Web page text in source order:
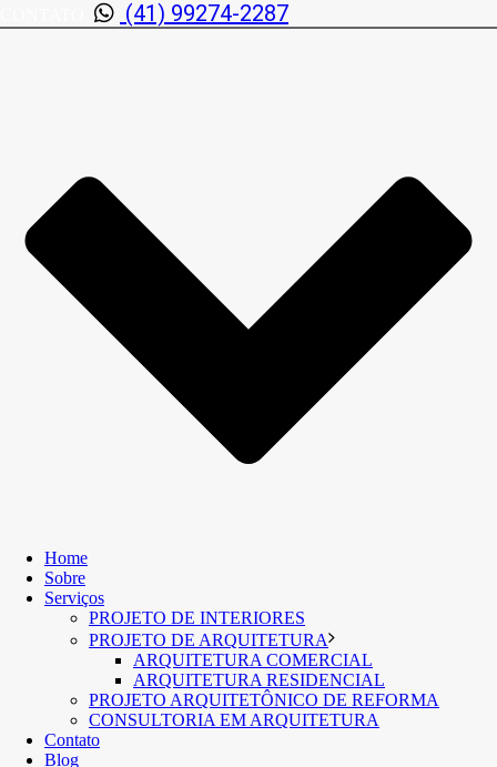
(41) 99274-2287
Home
Sobre
Serviços
PROJETO DE INTERIORES
PROJETO DE ARQUITETURA
ARQUITETURA COMERCIAL
ARQUITETURA RESIDENCIAL
PROJETO ARQUITETÔNICO DE REFORMA
CONSULTORIA EM ARQUITETURA
Contato
Blog